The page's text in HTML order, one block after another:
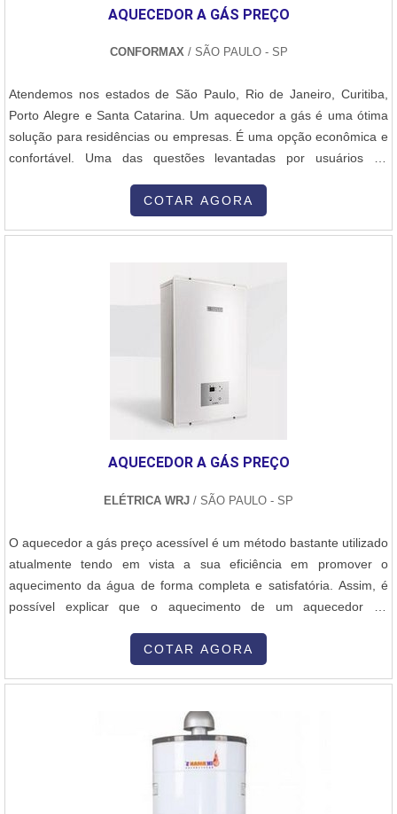
AQUECEDOR A GÁS PREÇO
CONFORMAX / SÃO PAULO - SP
Atendemos nos estados de São Paulo, Rio de Janeiro, Curitiba,
Porto Alegre e Santa Catarina. Um aquecedor a gás é uma ótima
solução para residências ou empresas. É uma opção econômica e
confortável. Uma das questões levantadas por usuários de
bom, portanto, é uma das principais buscas. Profissionais
COTAR AGORA
AQUECEDOR A GÁS PREÇO
ELÉTRICA WRJ / SÃO PAULO - SP
O aquecedor a gás preço acessível é um método bastante utilizado
atualmente tendo em vista a sua eficiência em promover o
aquecimento da água de forma completa e satisfatória. Assim, é
possível explicar que o aquecimento de um aquecedor de
esquenta a água enquanto ela circula por si, sendo regulada,
ainda, por uma placa capaz de controlar a quantidade do líquido
COTAR AGORA